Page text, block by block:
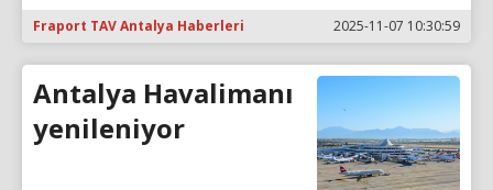
Fraport TAV Antalya Haberleri 2025-11-07 10:30:59
Antalya Havalimanı
yenileniyor